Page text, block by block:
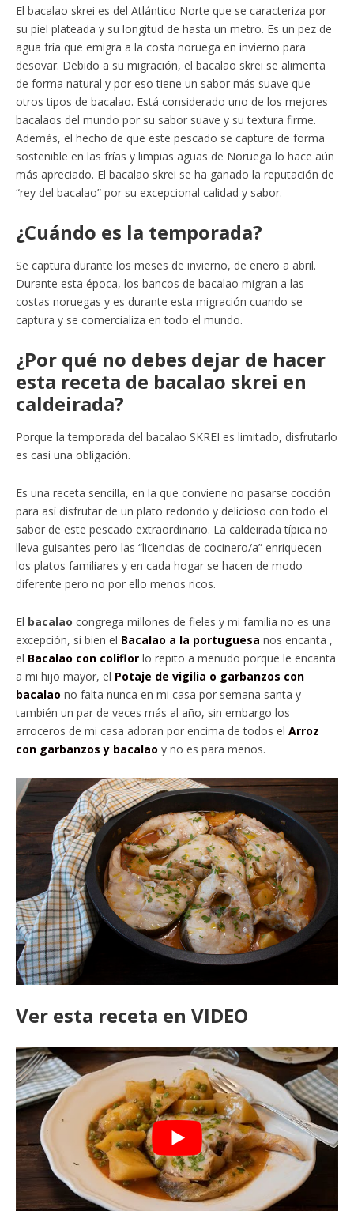
El bacalao skrei es del Atlántico Norte que se caracteriza por
su piel plateada y su longitud de hasta un metro. Es un pez de
agua fría que emigra a la costa noruega en invierno para
desovar. Debido a su migración, el bacalao skrei se alimenta
de forma natural y por eso tiene un sabor más suave que
otros tipos de bacalao. Está considerado uno de los mejores
bacalaos del mundo por su sabor suave y su textura firme.
Además, el hecho de que este pescado se capture de forma
sostenible en las frías y limpias aguas de Noruega lo hace aún
más apreciado. El bacalao skrei se ha ganado la reputación de
“rey del bacalao” por su excepcional calidad y sabor.
¿Cuándo es la temporada?
Se captura durante los meses de invierno, de enero a abril.
Durante esta época, los bancos de bacalao migran a las
costas noruegas y es durante esta migración cuando se
captura y se comercializa en todo el mundo.
¿Por qué no debes dejar de hacer
esta receta de bacalao skrei en
caldeirada?
Porque la temporada del bacalao SKREI es limitado, disfrutarlo
es casi una obligación.
Es una receta sencilla, en la que conviene no pasarse cocción
para así disfrutar de un plato redondo y delicioso con todo el
sabor de este pescado extraordinario. La caldeirada típica no
lleva guisantes pero las “licencias de cocinero/a” enriquecen
los platos familiares y en cada hogar se hacen de modo
diferente pero no por ello menos ricos.
El bacalao congrega millones de fieles y mi familia no es una
excepción, si bien el Bacalao a la portuguesa nos encanta ,
el Bacalao con coliflor lo repito a menudo porque le encanta
a mi hijo mayor, el Potaje de vigilia o garbanzos con
bacalao no falta nunca en mi casa por semana santa y
también un par de veces más al año, sin embargo los
arroceros de mi casa adoran por encima de todos el Arroz
con garbanzos y bacalao y no es para menos.
Ver esta receta en VIDEO